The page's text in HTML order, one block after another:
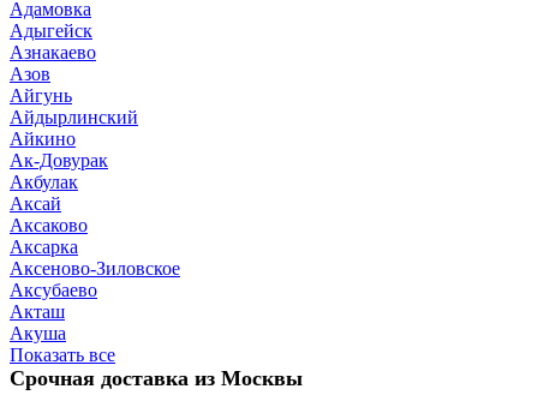
Адамовка
Адыгейск
Азнакаево
Азов
Айгунь
Айдырлинский
Айкино
Ак-Довурак
Акбулак
Аксай
Аксаково
Аксарка
Аксеново-Зиловское
Аксубаево
Акташ
Акуша
Показать все
Срочная доставка из Москвы